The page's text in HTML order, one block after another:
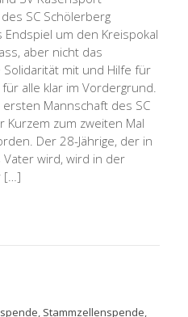
SC Schölerberg
um den Kreispokal
aber nicht das
mit und Hilfe für
alle klar im Vordergrund.
Mannschaft des SC
Kurzem zum zweiten Mal
Der 28-Jährige, der in
wird, wird in der
[…]
Stammzellenspende